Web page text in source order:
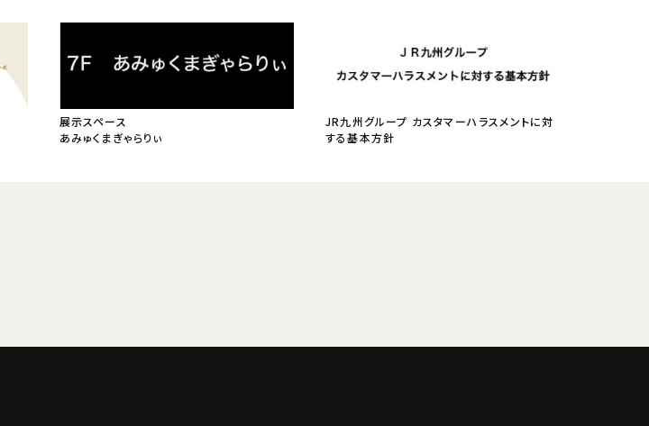
展示スペース
あみゅくまぎゃらりぃ
JR九州グループ カスタマーハラスメントに対
する基本方針